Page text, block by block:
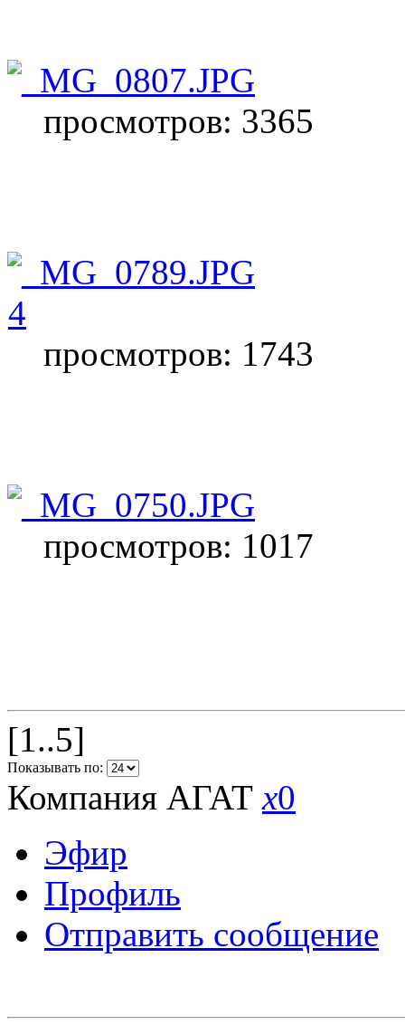
просмотров: 3365
4
просмотров: 1743
просмотров: 1017
[1..5]
Показывать по:
Компания АГАТx0
Эфир
Профиль
Отправить сообщение